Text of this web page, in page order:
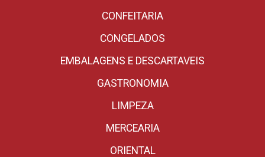
CONFEITARIA
CONGELADOS
EMBALAGENS E DESCARTAVEIS
GASTRONOMIA
LIMPEZA
MERCEARIA
ORIENTAL